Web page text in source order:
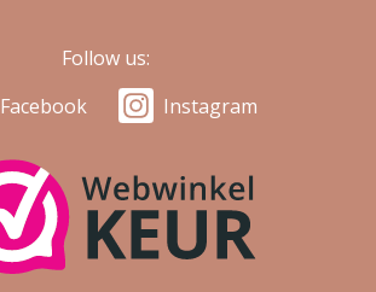
Follow us:
Facebook
Instagram